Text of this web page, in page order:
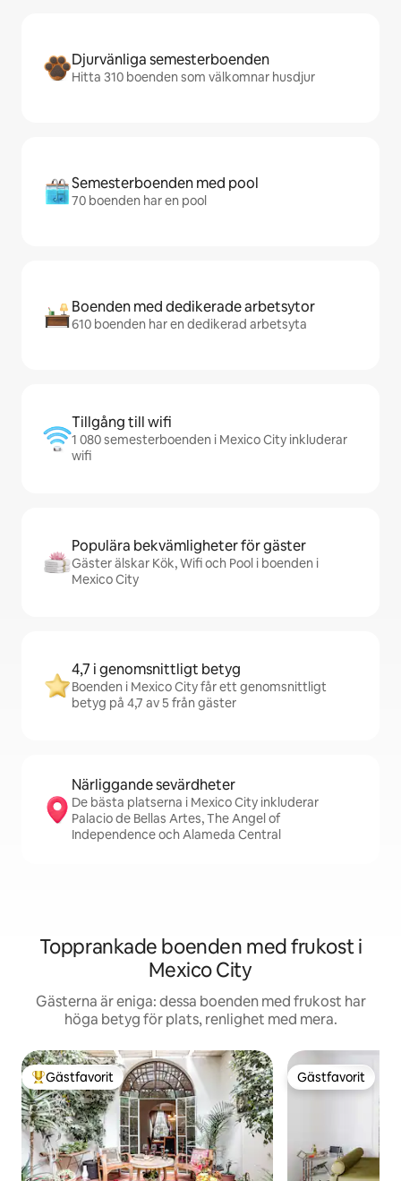
Djurvänliga semesterboenden
Hitta 310 boenden som välkomnar husdjur
Semesterboenden med pool
70 boenden har en pool
Boenden med dedikerade arbetsytor
610 boenden har en dedikerad arbetsyta
Tillgång till wifi
1 080 semesterboenden i Mexico City inkluderar
wifi
Populära bekvämligheter för gäster
Gäster älskar Kök, Wifi och Pool i boenden i
Mexico City
4,7 i genomsnittligt betyg
Boenden i Mexico City får ett genomsnittligt
betyg på 4,7 av 5 från gäster
Närliggande sevärdheter
De bästa platserna i Mexico City inkluderar
Palacio de Bellas Artes, The Angel of
Independence och Alameda Central
Topprankade boenden med frukost i
Mexico City
Gästerna är eniga: dessa boenden med frukost har
höga betyg för plats, renlighet med mera.
Populär gästfavorit
Gästfavorit Gästfavorit
Gästfavorit